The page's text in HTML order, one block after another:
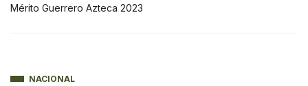
Mérito Guerrero Azteca 2023
NACIONAL